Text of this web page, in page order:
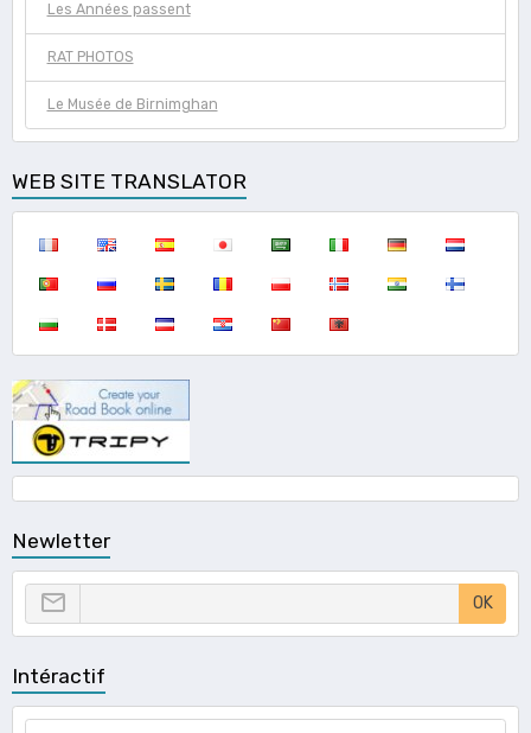
Les Années passent
RAT PHOTOS
Le Musée de Birnimghan
WEB SITE TRANSLATOR
Newletter
OK
Intéractif